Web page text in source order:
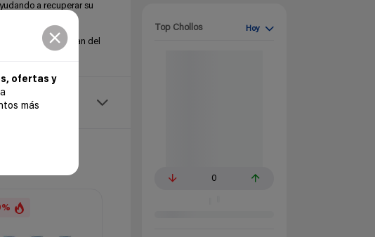
ofertas y
más
a recuperar su
que cuidan del
Top Chollos Hoy
0